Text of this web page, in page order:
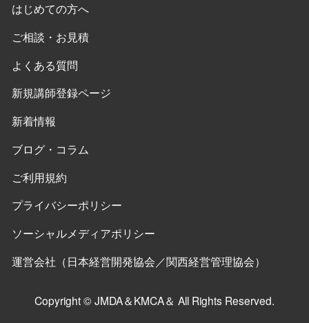
はじめての方へ
ご相談・お見積
よくある質問
新規講師登録ページ
新着情報
ブログ・コラム
ご利用規約
プライバシーポリシー
ソーシャルメディアポリシー
運営会社（日本経営開発協会／関西経営管理協会）
Copyright © JMDA＆KMCA＆ All Rights Reserved.